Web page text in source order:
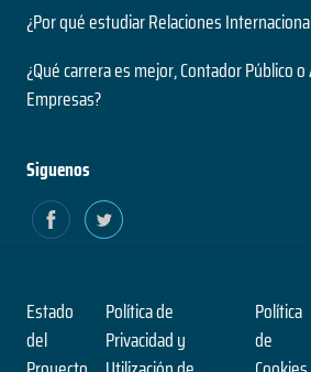
¿Por qué estudiar Relaciones
¿Qué carrera es mejor, Contador Público
Empresas?
Siguenos
Estado
del
Política de
Privacidad y
Política
de